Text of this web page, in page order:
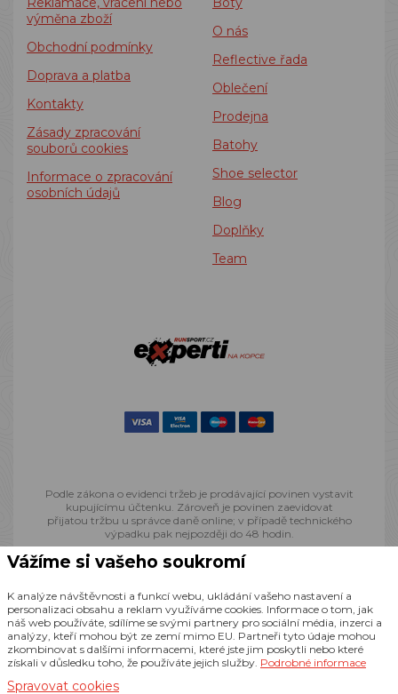
výměna zboží
Obchodní podmínky
Doprava a platba
Kontakty
Zásady zpracování
souborů cookies
Informace o zpracování
osobních údajů
O nás
Reflective řada
Oblečení
Prodejna
Batohy
Shoe selector
Blog
Doplňky
Team
Podle zákona o evidenci tržeb je prodávající povinen vystavit
kupujícímu účtenku. Zároveň je povinen zaevidovat
přijatou tržbu u správce daně online; v případě technického
výpadku pak nejpozději do 48 hodin.
RealizaceCZECHGROUP.cz
Vážíme si vašeho soukromí
K analýze návštěvnosti a funkcí webu, ukládání vašeho nastavení a
personalizaci obsahu a reklam využíváme cookies. Informace o tom, jak
náš web používáte, sdílíme se svými partnery pro sociální média, inzerci a
analýzy, kteří mohou být ze zemí mimo EU. Partneři tyto údaje mohou
zkombinovat s dalšími informacemi, které jste jim poskytli nebo které
získali v důsledku toho, že používáte jejich služby. Podrobné informace
Spravovat cookies